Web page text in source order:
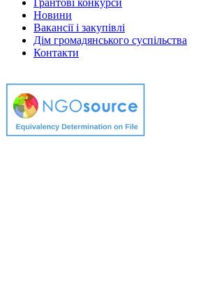
Грантові конкурси
Новини
Вакансії і закупівлі
Дім громадянського суспільства
Контакти